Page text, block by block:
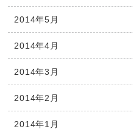
2014年5月
2014年4月
2014年3月
2014年2月
2014年1月